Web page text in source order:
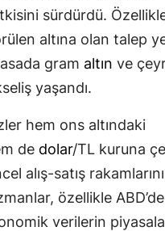
sürdürdü.
altına olan talep
gram altın ve
yaşandı.
hem ons altındaki
de dolar/TL kuruna
alış-satış
özellikle ABD’de
verilerin